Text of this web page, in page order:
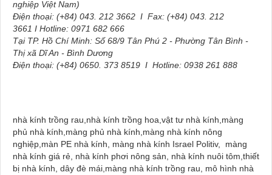
nghiệp Việt Nam)
Điện thoại: (+84) 043. 212 3662 I Fax: (+84) 043. 212
3661 I Hotline: 0971 682 666
Tại TP. Hồ Chí Minh: Số 68/9 Tân Phú 2 - Phường Tân Bình -
Thị xã Dĩ An - Bình Dương
Điện thoại: (+84) 0650. 373 8519 I Hotline: 0938 261 888
nhà kính trồng rau,nhà kính trồng hoa,vật tư nhà kính,màng
phủ nhà kính,màng phủ nhà kính,màng nhà kính nông
nghiệp,màn PE nhà kính, màng nhà kính Israel Politiv, màng
nhà kính giá rẻ, nhà kính phơi nông sản, nhà kính nuôi tôm,thiết
bị nhà kính, dây đè mái,màng nhà kính trồng rau, mô hình nhà